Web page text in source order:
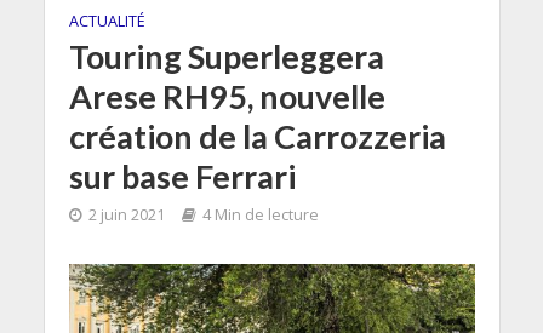
ACTUALITÉ
Touring Superleggera
Arese RH95, nouvelle
création de la Carrozzeria
sur base Ferrari
2 juin 2021 4 Min de lecture